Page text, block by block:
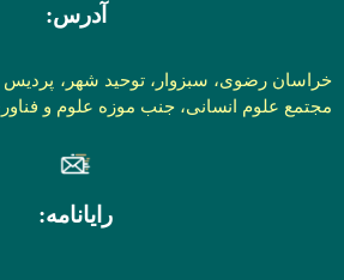
آدرس:
خراسان رضوی، سبزوار، توحید شهر، پردیس
مجتمع علوم انسانی، جنب موزه علوم و فناوری
رایانامه: